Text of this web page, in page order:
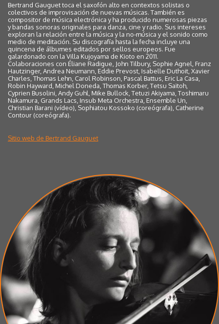
Bertrand Gauguet toca el saxofón alto en contextos solistas o
colectivos de improvisación de nuevas músicas. También es
compositor de música electrónica y ha producido numerosas piezas
y bandas sonoras originales para danza, cine y radio. Sus intereses
exploran la relación entre la música y la no-música y el sonido como
medio de meditación. Su discografía hasta la fecha incluye una
quincena de álbumes editados por sellos europeos. Fue
galardonado con la Villa Kujoyama de Kioto en 2011.
Colaboraciones con Éliane Radigue, John Tilbury, Sophie Agnel, Franz
Hautzinger, Andrea Neumann, Eddie Prevost, Isabelle Duthoit, Xavier
Charles, Thomas Lehn, Carol Robinson, Pascal Battus, Eric La Casa,
Robin Hayward, Michel Doneda, Thomas Korber, Tetsu Saïtoh,
Cyprien Busolini, Andy Guhl, Mike Bullock, Tetuzi Akiyama, Toshimaru
Nakamura, Grands Lacs, Insub Meta Orchestra, Ensemble Un,
Christian Barani (vídeo), Sophiatou Kossoko (coreógrafa), Catherine
Contour (coreógrafa).
Sitio web de Bertrand Gauguet